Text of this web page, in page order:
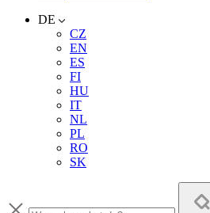
DE
CZ
EN
ES
FI
HU
IT
NL
PL
RO
SK